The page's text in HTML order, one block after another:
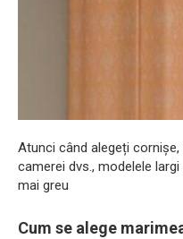
Atunci când alegeți
camerei dvs., modelele
mai greu
Cum se alege